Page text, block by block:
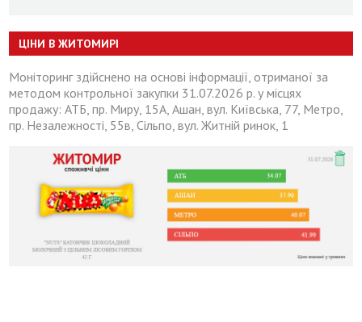
ЦІНИ В ЖИТОМИРІ
Моніторинг здійснено на основі інформації, отриманої за
методом контрольної закупки 31.07.2026 р. у місцях
продажу: АТБ, пр. Миру, 15А, Ашан, вул. Київська, 77, Метро,
пр. Незалежності, 55в, Сільпо, вул. Житній ринок, 1